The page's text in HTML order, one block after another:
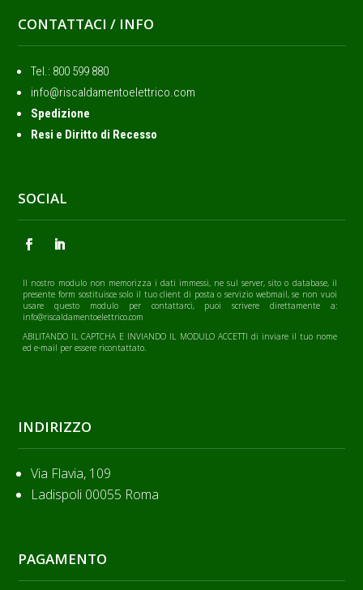
CONTATTACI / INFO
Tel.: ‭800 599 880
info@riscaldamentoelettrico.com
Spedizione
Resi e Diritto di Recesso
SOCIAL
Il nostro modulo non memorizza i dati immessi, ne sul server, sito o database, il
presente form sostituisce solo il tuo client di posta o servizio webmail, se non vuoi
usare questo modulo per contattarci, puoi scrivere direttamente a:
info@riscaldamentoelettrico.com
ABILITANDO IL CAPTCHA E INVIANDO IL MODULO ACCETTI di inviare il tuo nome
ed e-mail per essere ricontattato.
INDIRIZZO
Via Flavia, 109
Ladispoli 00055 Roma
PAGAMENTO